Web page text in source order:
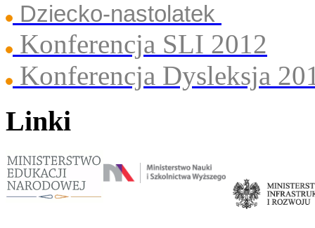
Dziecko-nastolatek
Konferencja SLI 2012
Konferencja Dysleksja
Linki